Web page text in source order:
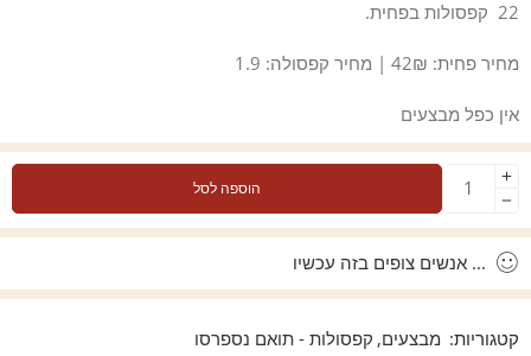
22 קפסולות בפחית.
מחיר פחית: 42₪ | מחיר קפסולה: 1.9
אין כפל מבצעים
הוספה לסל
... אנשים צופים בזה עכשיו
קטגוריות: מבצעים, קפסולות - תואם נספרסו